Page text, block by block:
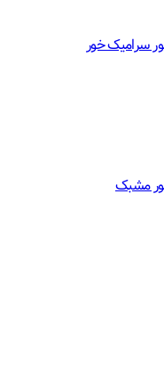
سرامیک خور
مشبک